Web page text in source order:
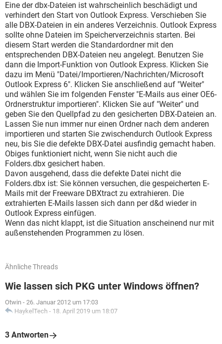
Eine der dbx-Dateien ist wahrscheinlich beschädigt und
verhindert den Start von Outlook Express. Verschieben Sie
alle DBX-Dateien in ein anderes Verzeichnis. Outlook Express
sollte ohne Dateien im Speicherverzeichnis starten. Bei
diesem Start werden die Standardordner mit den
entsprechenden DBX-Dateien neu angelegt. Benutzen Sie
dann die Import-Funktion von Outlook Express. Klicken Sie
dazu im Menü "Datei/Importieren/Nachrichten/Microsoft
Outlook Express 6". Klicken Sie anschließend auf "Weiter"
und wählen Sie im folgenden Fenster "E-Mails aus einer OE6-
Ordnerstruktur importieren". Klicken Sie auf "Weiter" und
geben Sie den Quellpfad zu den gesicherten DBX-Dateien an.
Lassen Sie nun immer nur einen Ordner nach dem anderen
importieren und starten Sie zwischendurch Outlook Express
neu, bis Sie die defekte DBX-Datei ausfindig gemacht haben.
Obiges funktioniert nicht, wenn Sie nicht auch die
Folders.dbx gesichert haben.
Davon ausgehend, dass die defekte Datei nicht die
Folders.dbx ist: Sie können versuchen, die gespeicherten E-
Mails mit der Freeware DBXtract zu extrahieren. Die
extrahierten E-Mails lassen sich dann per d&d wieder in
Outlook Express einfügen.
Wenn das nicht klappt, ist die Situation anscheinend nur mit
außenstehenden Programmen zu lösen.
Ähnliche Threads
Wie lassen sich PKG unter Windows öffnen?
Otwin - 26. Januar 2012 um 17:03
HaykelTech - 18. April 2019 um 18:07
3 Antworten